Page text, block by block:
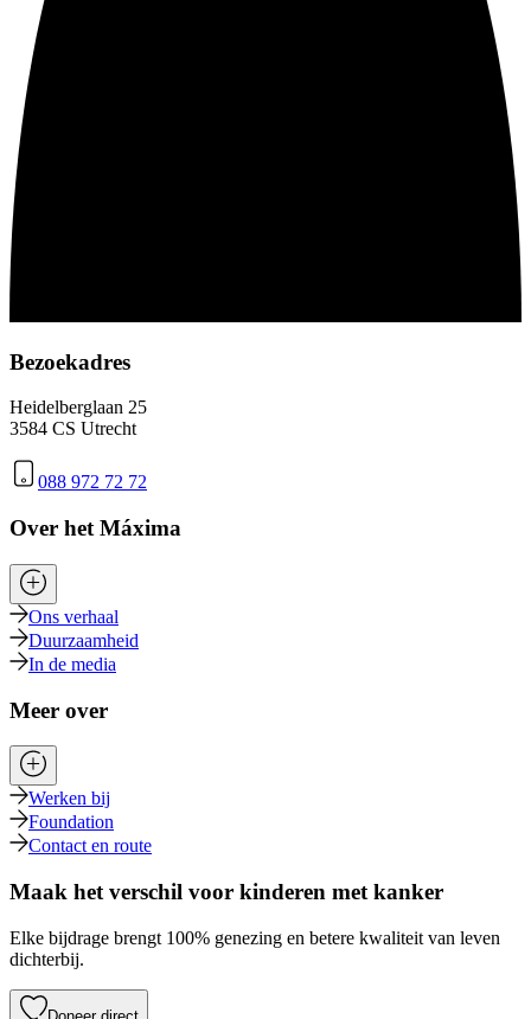
Bezoekadres
Heidelberglaan 25
3584 CS Utrecht
088 972 72 72
Over het Máxima
Ons verhaal
Duurzaamheid
In de media
Meer over
Werken bij
Foundation
Contact en route
Maak het verschil voor kinderen met kanker
Elke bijdrage brengt 100% genezing en betere kwaliteit van leven
dichterbij.